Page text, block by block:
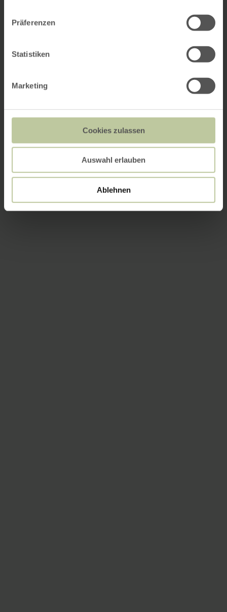
Präferenzen
Statistiken
Marketing
Cookies zulassen
Auswahl erlauben
Ablehnen